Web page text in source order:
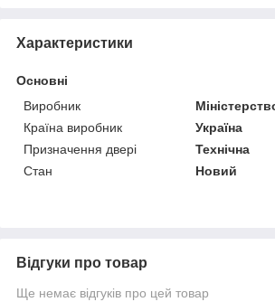
Характеристики
Основні
Виробник
Країна виробник
Україна
Призначення двері
Технічна
Стан
Новий
Відгуки про товар
Ще немає відгуків про цей товар